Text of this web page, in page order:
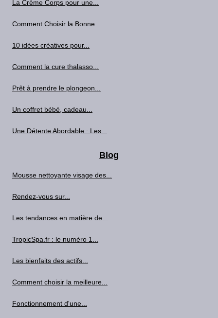
La Crème Corps pour une...
Comment Choisir la Bonne...
10 idées créatives pour...
Comment la cure thalasso...
Prêt à prendre le plongeon...
Un coffret bébé, cadeau...
Une Détente Abordable : Les...
Blog
Mousse nettoyante visage des...
Rendez-vous sur...
Les tendances en matière de...
TropicSpa.fr : le numéro 1...
Les bienfaits des actifs...
Comment choisir la meilleure...
Fonctionnement d'une...